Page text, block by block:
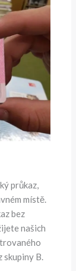
průkaz,
místě.
bez
našich
skupiny B.